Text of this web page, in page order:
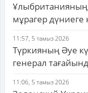
Ұлыбританияның
мұрагер дүниеге
11:57, 5 тамыз 2026
Түркияның Әуе
генерал
11:06, 5 тамыз 2026